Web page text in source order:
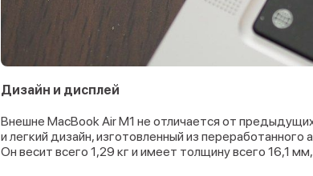
Дизайн и дисплей
Внешне MacBook Air M1 не отличается от
и легкий дизайн, изготовленный из
Он весит всего 1,29 кг и имеет толщину всего 16,1